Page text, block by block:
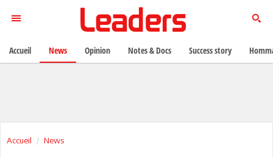
Accueil News
Accueil News Opinion Notes & Docs Success story